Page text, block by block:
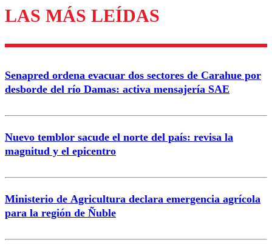
Los comentarios son moderados para garantizar un
diálogo respetuoso.
Correo
LAS MÁS LEÍDAS
Senapred ordena evacuar dos sectores de Carahue por
desborde del río Damas: activa mensajería SAE
Nuevo temblor sacude el norte del país: revisa la
magnitud y el epicentro
Ministerio de Agricultura declara emergencia agrícola
para la región de Ñuble